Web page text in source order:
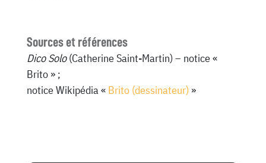
Sources et références
Dico Solo(Catherine Saint-Martin) – notice «
Brito » ;
notice Wikipédia « Brito (dessinateur) »